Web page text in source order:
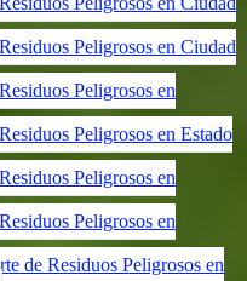
Peligrosos en Ciudad
Peligrosos en
Peligrosos en Estado
Peligrosos en
Peligrosos en
de Residuos Peligrosos en